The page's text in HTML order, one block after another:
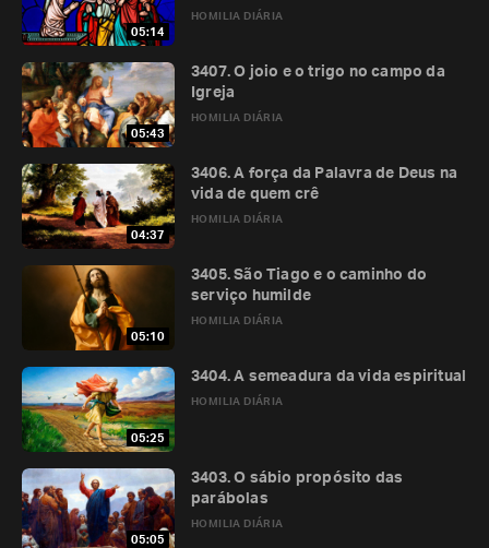
05:14
HOMILIA DIÁRIA
05:43
HOMILIA DIÁRIA
3407. O joio e o trigo no campo da
Igreja
04:37
HOMILIA DIÁRIA
3406. A força da Palavra de Deus na
vida de quem crê
05:10
HOMILIA DIÁRIA
3405. São Tiago e o caminho do
serviço humilde
05:25
HOMILIA DIÁRIA
3404. A semeadura da vida espiritual
05:05
HOMILIA DIÁRIA
3403. O sábio propósito das
parábolas